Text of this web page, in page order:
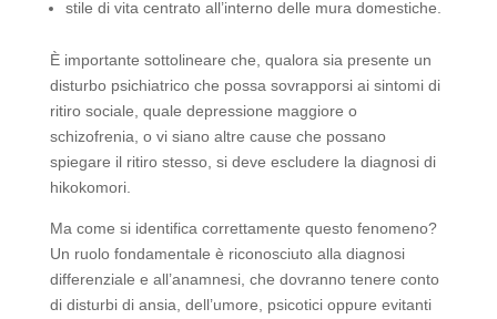
stile di vita centrato all’interno delle mura domestiche.
È importante sottolineare che, qualora sia presente un
disturbo psichiatrico che possa sovrapporsi ai sintomi di
ritiro sociale, quale depressione maggiore o
schizofrenia, o vi siano altre cause che possano
spiegare il ritiro stesso, si deve escludere la diagnosi di
hikokomori.
Ma come si identifica correttamente questo fenomeno?
Un ruolo fondamentale è riconosciuto alla diagnosi
differenziale e all’anamnesi, che dovranno tenere conto
di disturbi di ansia, dell’umore, psicotici oppure evitanti